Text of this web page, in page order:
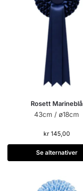
Rosett Marineblå
43cm / ø18cm
kr145,00
Se alternativer